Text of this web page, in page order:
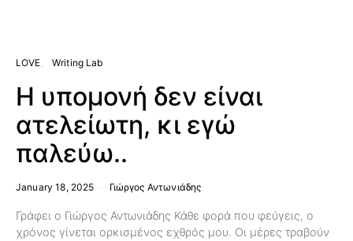
LOVE Writing Lab
Η υπομονή δεν είναι
ατελείωτη, κι εγώ
παλεύω..
January 18, 2025 Γιώργος Αντωνιάδης
Γράφει ο Γιώργος Αντωνιάδης Κάθε φορά που φεύγεις, ο
χρόνος γίνεται ορκισμένος εχθρός μου. Οι μέρες τραβούν